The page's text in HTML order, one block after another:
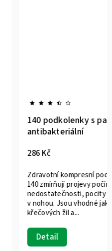
Avicenum
a napětí
léčby
250
Zdravotní
250
v nohou.